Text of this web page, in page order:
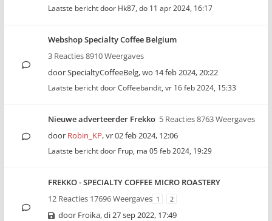
Laatste bericht door Hk87, do 11 apr 2024, 16:17
Webshop Specialty Coffee Belgium
3 Reacties 8910 Weergaves
doorSpecialtyCoffeeBelg,wo 14 feb 2024, 20:22
Laatste bericht doorCoffeebandit, vr 16 feb 2024, 15:33
Nieuwe adverteerder Frekko 5 Reacties 8763 Weergaves
door Robin_KP,vr 02 feb 2024, 12:06
Laatste bericht door Frup, ma 05 feb 2024, 19:29
FREKKO - SPECIALTY COFFEE MICRO ROASTERY
12 Reacties 17696 Weergaves 1 2
door Froika,di 27 sep 2022, 17:49